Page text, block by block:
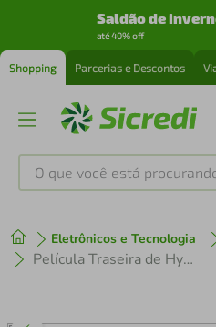
Saldão de
até 40% off
Shopping Parcerias e Descontos
O que você está procurando?
Eletrônicos e Tecnologia
Película Traseira de Hydrogel para Samsung Galaxy S9 Plus - Gshield
1º tenis